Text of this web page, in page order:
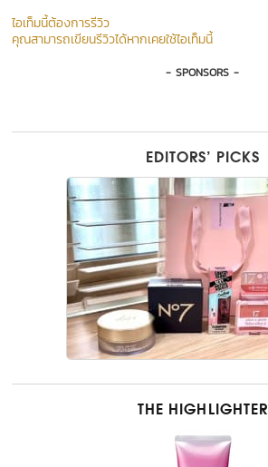
ไอเท็มนี้ต้องการรีวิว
คุณสามารถเขียนรีวิวได้หากเคยใช้ไอเท็มนี้
- SPONSORS -
EDITORS’ PICKS
THE HIGHLIGHTER